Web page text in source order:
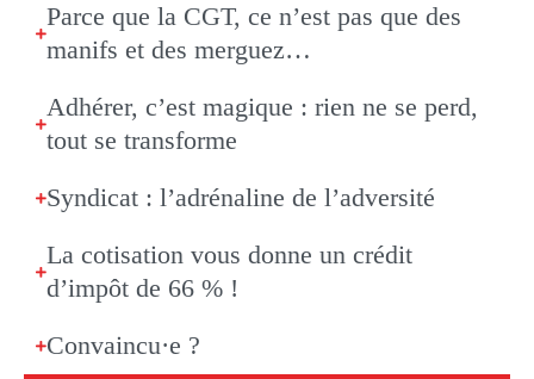
Parce que la CGT, ce n’est pas que des
manifs et des merguez…
Adhérer, c’est magique : rien ne se perd,
tout se transforme
Syndicat : l’adrénaline de l’adversité
La cotisation vous donne un crédit
d’impôt de 66 % !
Convaincu·e ?